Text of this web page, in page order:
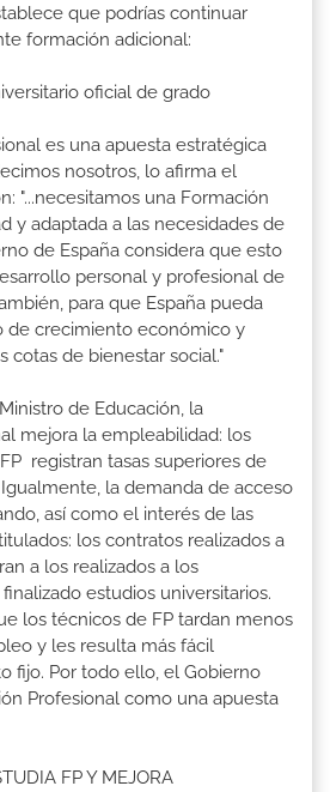
que podrías continuar
formación adicional:
oficial de grado
es una apuesta estratégica
nosotros, lo afirma el
"...necesitamos una Formación
y adaptada a las necesidades de
de España considera que esto
personal y profesional de
para que España pueda
de crecimiento económico y
cotas de bienestar social."
de Educación, la
mejora la empleabilidad: los
registran tasas superiores de
la demanda de acceso
así como el interés de las
los contratos realizados a
a los realizados a los
estudios universitarios.
los técnicos de FP tardan menos
y les resulta más fácil
fijo. Por todo ello, el Gobierno
Profesional como una apuesta
FP Y MEJORA